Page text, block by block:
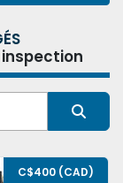
C$400 (CAD)